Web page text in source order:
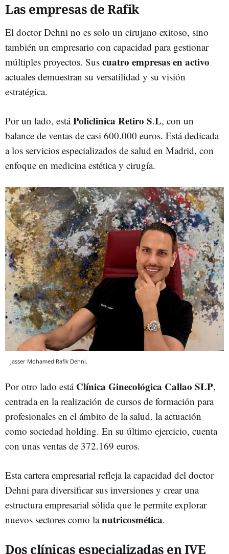
Las empresas de Rafik
El doctor Dehni no es solo un cirujano exitoso, sino
también un empresario con capacidad para gestionar
múltiples proyectos. Sus cuatro empresas en activo
actuales demuestran su versatilidad y su visión
estratégica.
Por un lado, estáPoliclinica Retiro S.L, con un
balance de ventas de casi 600.000 euros. Está dedicada
a los servicios especializados de salud en Madrid, con
enfoque en medicina estética y cirugía.
Jasser Mohamed Rafik Dehni.
Por otro lado está Clínica Ginecológica Callao SLP,
centrada en la realización de cursos de formación para
profesionales en el ámbito de la salud. la actuación
como sociedad holding. En su último ejercicio, cuenta
con unas ventas de 372.169 euros.
Esta cartera empresarial refleja la capacidad del doctor
Dehni para diversificar sus inversiones y crear una
estructura empresarial sólida que le permite explorar
nuevos sectores como lanutricosmética.
Dos clínicas especializadas en IVE